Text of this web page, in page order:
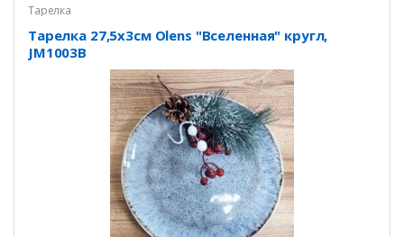
Тарелка
Тарелка 27,5х3см Olens "Вселенная" кругл,
JM1003B